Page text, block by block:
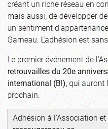
créant un riche réseau en
mais aussi, de développer
un sentiment
Garneau. L’adhésion est
Le premier événement de
retrouvailles du 20e
international (BI), qui auront
prochain.
Adhésion à l'Association